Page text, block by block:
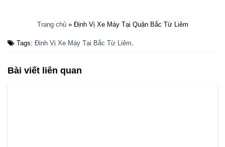
Trang chủ» Định Vị Xe Máy Tại Quận Bắc Từ Liêm
Tags: Định Vị Xe Máy Tại Bắc Từ Liêm
Bài viết liên quan